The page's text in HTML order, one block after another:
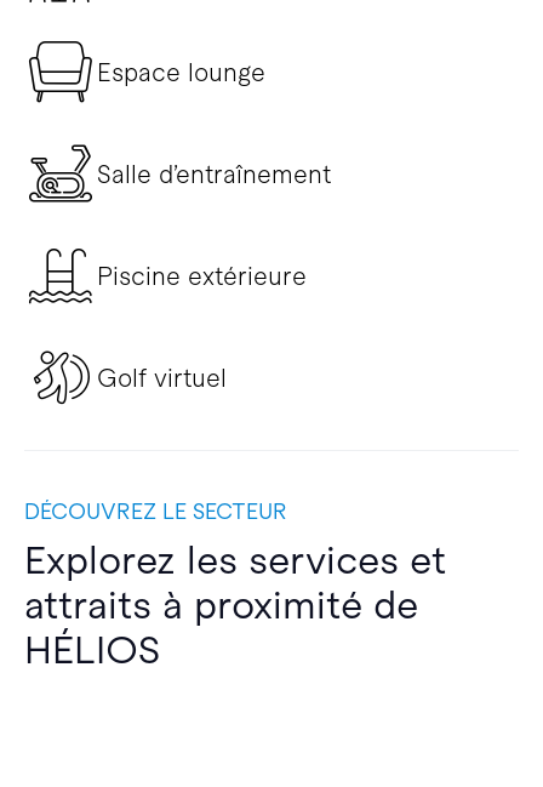
Espace lounge
Salle d’entraînement
Piscine extérieure
Golf virtuel
DÉCOUVREZ LE SECTEUR
Explorez les services et
attraits à proximité de
HÉLIOS